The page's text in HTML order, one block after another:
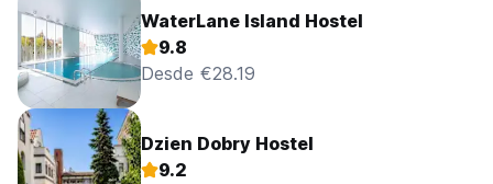
WaterLane Island Hostel
9.8
Desde €28.19
Dzien Dobry Hostel
9.2